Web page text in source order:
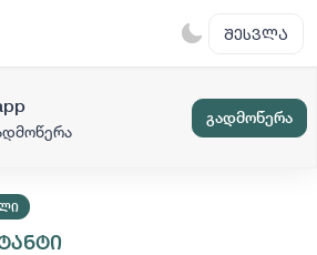
ᲨᲔᲡᲕᲚᲐ
გადმოწერა